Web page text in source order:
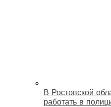
В Ростовской
работать в